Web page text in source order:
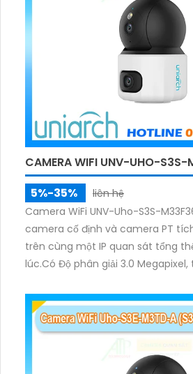
CAMERA WIFI UNV-UHO-S3S-
5%-35%
liên hệ
Camera WiFi UNV-Uho-S3S-
camera cố định và camera PT
trên cùng một IP quan sát tổng
lúc.Có Độ phân giải 3.0
sáng ấm lên đến 10m.